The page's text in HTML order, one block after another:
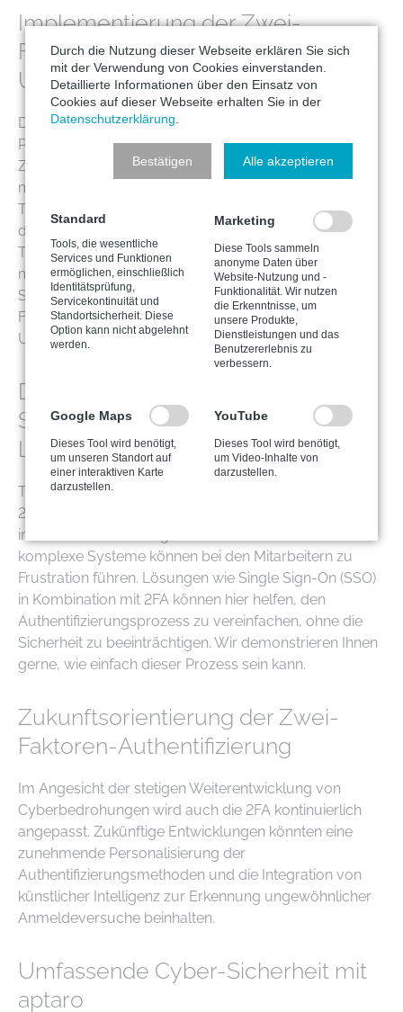
Implementierung der Zwei-
Faktoren-Authentifizierung in Ihrem
Unternehmen
Die Integration von 2FA bedarf einer durchdachten
Planung. Unternehmen müssen die für sie passende
Zweitfaktor-Option wählen, die von SMS-Codes, über
mobile Anwendungen bis hin zu biometrischen
Techniken reichen kann. Eine Schlüsselrolle spielt auch
die Schulung der Mitarbeiter im Umgang mit dieser
Technologie. Unsere Experten bei aptaro stehen Ihnen
mit unseren Cyber-Sicherheitsexperten zur Seite, um
Sie bei der Implementierung von 2FA zu unterstützen.
Fragen Sie uns einfach nach der besten Lösung für Ihr
Unternehmen.
Digitale
Sicherheitsherausforderungen und
Lösungsansätze
Trotz der vielfältigen Vorteile kann die Einführung von
2FA auch Herausforderungen mit sich bringen,
insbesondere in Bezug auf Benutzerfreundlichkeit. Zu
komplexe Systeme können bei den Mitarbeitern zu
Frustration führen. Lösungen wie Single Sign-On (SSO)
in Kombination mit 2FA können hier helfen, den
Authentifizierungsprozess zu vereinfachen, ohne die
Sicherheit zu beeinträchtigen. Wir demonstrieren Ihnen
gerne, wie einfach dieser Prozess sein kann.
Zukunftsorientierung der Zwei-
Faktoren-Authentifizierung
Im Angesicht der stetigen Weiterentwicklung von
Cyberbedrohungen wird auch die 2FA kontinuierlich
angepasst. Zukünftige Entwicklungen könnten eine
zunehmende Personalisierung der
Authentifizierungsmethoden und die Integration von
künstlicher Intelligenz zur Erkennung ungewöhnlicher
Anmeldeversuche beinhalten.
Umfassende Cyber-Sicherheit mit
aptaro
Durch die Nutzung dieser Webseite erklären Sie sich
mit der Verwendung von Cookies einverstanden.
Detaillierte Informationen über den Einsatz von
Cookies auf dieser Webseite erhalten Sie in der
Datenschutzerklärung
Bestätigen Alle akzeptieren
Standard
Tools, die wesentliche
Services und Funktionen
ermöglichen, einschließlich
Identitätsprüfung,
Servicekontinuität und
Standortsicherheit. Diese
Option kann nicht abgelehnt
werden.
Marketing
Diese Tools sammeln
anonyme Daten über
Website-Nutzung und -
Funktionalität. Wir nutzen
die Erkenntnisse, um
unsere Produkte,
Dienstleistungen und das
Benutzererlebnis zu
verbessern.
Google Maps
Dieses Tool wird benötigt,
um unseren Standort auf
einer interaktiven Karte
darzustellen.
YouTube
Dieses Tool wird benötigt,
um Video-Inhalte von
darzustellen.